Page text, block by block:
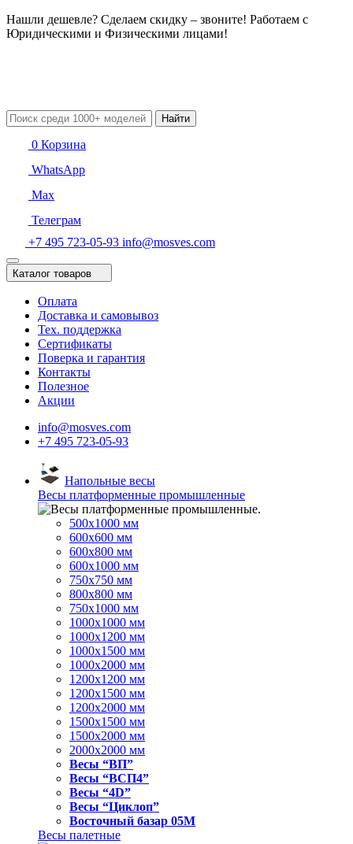
Нашли дешевле? Сделаем скидку – звоните! Работаем с
Юридическими и Физическими лицами!
Найти
0 Корзина
WhatsApp
Max
Телеграм
+7 495 723-05-93 info@mosves.com
Каталог товаров
Оплата
Доставка и самовывоз
Тех. поддержка
Сертификаты
Поверка и гарантия
Контакты
Полезное
Акции
info@mosves.com
+7 495 723-05-93
Напольные весы
Весы платформенные промышленные
500x1000 мм
600x600 мм
600x800 мм
600x1000 мм
750x750 мм
800x800 мм
750x1000 мм
1000x1000 мм
1000x1200 мм
1000x1500 мм
1000x2000 мм
1200x1200 мм
1200x1500 мм
1200x2000 мм
1500x1500 мм
1500x2000 мм
2000x2000 мм
Весы “ВП”
Весы “ВСП4”
Весы “4D”
Весы “Циклоп”
Восточный базар 05M
Весы палетные